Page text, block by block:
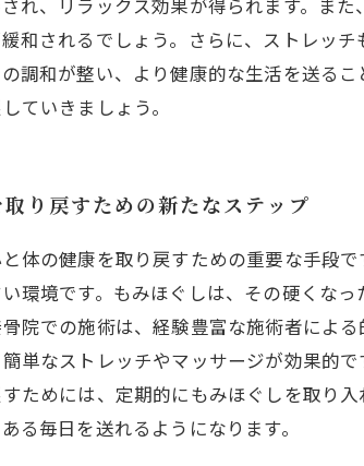
れ、リラックス効果が得られます。ま
和されるでしょう。さらに、ストレッ
調和が整い、より健康的な生活を送る
ていきましょう。
り戻すための新たなステップ
体の健康を取り戻すための重要な手段
環境です。もみほぐしは、その硬くな
院での施術は、経験豊富な施術者によ
単なストレッチやマッサージが効果的
ためには、定期的にもみほぐしを取り
る毎日を送れるようになります。